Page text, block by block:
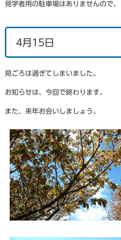
見学者用の駐車場はありませんので、
4月15日
見ごろは過ぎてしまいました。
お知らせは、今回で終わります。
また、来年お会いしましょう。